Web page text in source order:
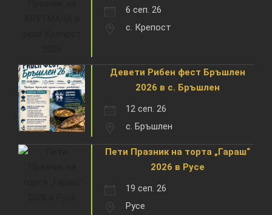
6 сеп. 26
с. Крепост
Девети Рибен фест Бръшлен
2026 в с. Бръшлен
12 сеп. 26
с. Бръшлен
Пети Празник на торта „Гараш“
2026 в Русе
19 сеп. 26
Русе